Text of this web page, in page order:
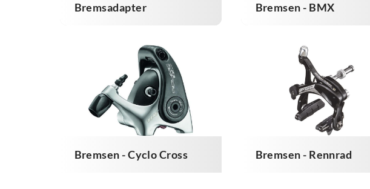
Bremsadapter Bremsen - BMX
Bremsen - Cyclo Cross Bremsen - Rennrad